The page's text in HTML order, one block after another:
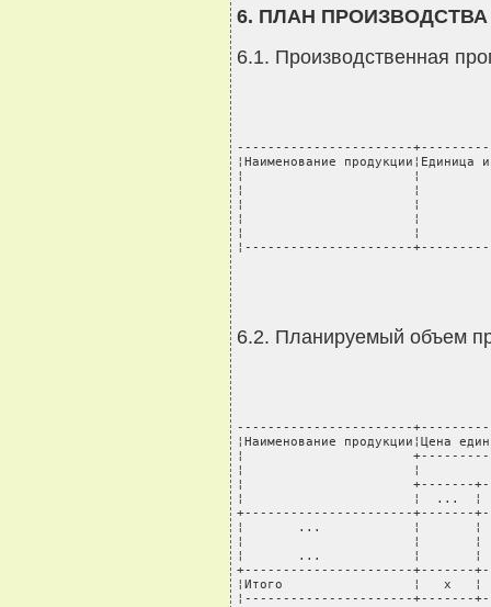
6. ПЛАН ПРОИЗВОДСТВА
6.1. Производственная
-----------------------
¦Наименование продукции¦Единица
¦                      ¦
¦                      ¦
¦                      ¦
¦                      ¦
¦                      ¦
¦----------------------
6.2. Планируемый объем
-----------------------
¦Наименование продукции¦Цена
¦
¦                      ¦
¦                      +-------
¦                      ¦  ...  ¦
+----------------------+-------
¦       ...            ¦       ¦
¦                      ¦       ¦
¦       ...            ¦       ¦
+----------------------+-------
¦Итого                 ¦   х
¦----------------------+-------